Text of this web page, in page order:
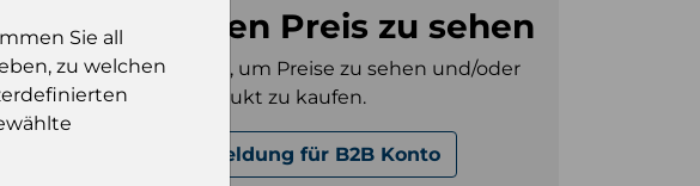
um den Preis zu sehen
eingeloggt sein, um Preise zu sehen und/oder
dieses Produkt zu kaufen.
Anmeldung für B2B Konto
Sie all
zu welchen